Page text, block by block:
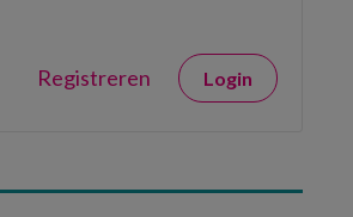
Registreren Login